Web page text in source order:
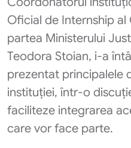
Oficial de Internship al
partea Ministerului
Teodora Stoian, i-a
prezentat principalele
instituției, într-o
faciliteze integrarea
care vor face parte.